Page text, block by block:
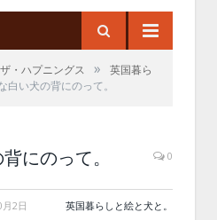
ザ・ハプニングス »
英国暮ら
白い犬の背にのって。
にのって。 0
2日 英国暮らしと絵と犬と。